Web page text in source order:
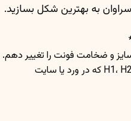
به بهترین شکل بسازید.
و ضخامت فونت را تغییر دهم.
اما برای شبیه‌سازی فرمت واقعی H1، H2، H3 که در ورد یا سایت